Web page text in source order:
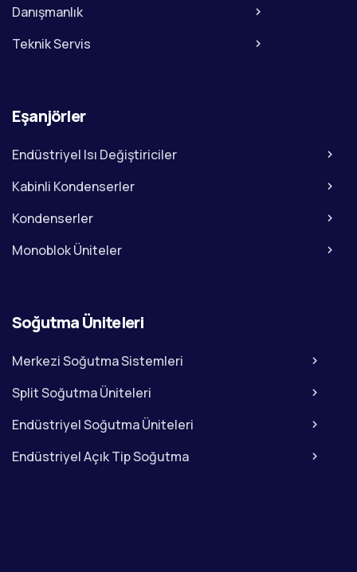
Danışmanlık
Teknik Servis
Eşanjörler
Endüstriyel Isı Değiştiriciler
Kabinli Kondenserler
Kondenserler
Monoblok Üniteler
Soğutma Üniteleri
Merkezi Soğutma Sistemleri
Split Soğutma Üniteleri
Endüstriyel Soğutma Üniteleri
Endüstriyel Açık Tip Soğutma